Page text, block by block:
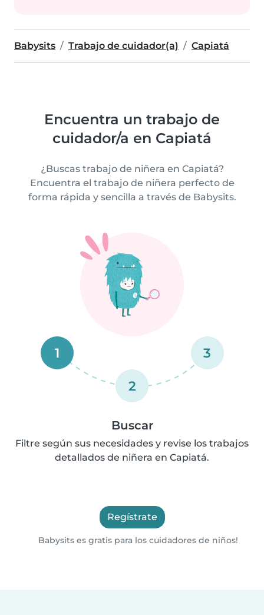
Babysits Trabajo de cuidador(a) Capiatá
Encuentra un trabajo de
cuidador/a en Capiatá
¿Buscas trabajo de niñera en Capiatá?
Encuentra el trabajo de niñera perfecto de
forma rápida y sencilla a través de Babysits.
1
2
3
Buscar
Filtre según sus necesidades y revise los trabajos
detallados de niñera en Capiatá.
Regístrate
Babysits es gratis para los cuidadores de niños!